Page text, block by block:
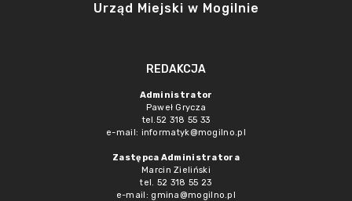
Urząd Miejski w Mogilnie
REDAKCJA
Administrator
Paweł Grycza
tel.52 318 55 33
e-mail: informatyk@mogilno.pl
Zastępca Administratora
Marcin Zieliński
tel. 52 318 55 23
e-mail: gmina@mogilno.pl